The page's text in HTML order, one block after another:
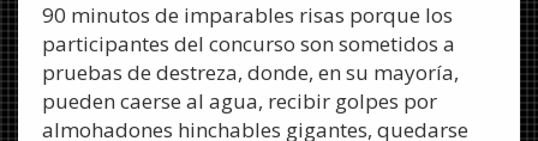
90 minutos de imparables risas porque los
participantes del concurso son sometidos a
pruebas de destreza, donde, en su mayoría,
pueden caerse al agua, recibir golpes por
almohadones hinchables gigantes, quedarse